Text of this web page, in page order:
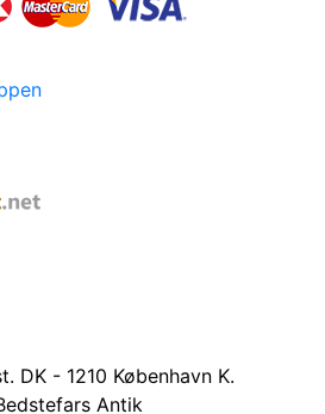
DK - 1210 København K.
Antik